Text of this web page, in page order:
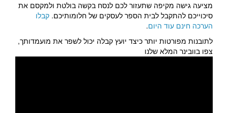
מציעה גישה מקיפה שתעזור לכם לנסח בקשה בולטת ולמקסם את
סיכוייכם להתקבל לבית הספר לעסקים של חלומותיכם. קבלו
הערכה חינם עוד היום.
לתובנות מפורטות יותר כיצד יועץ קבלה יכול לשפר את מועמדותך,
צפו בוובינר המלא שלנו